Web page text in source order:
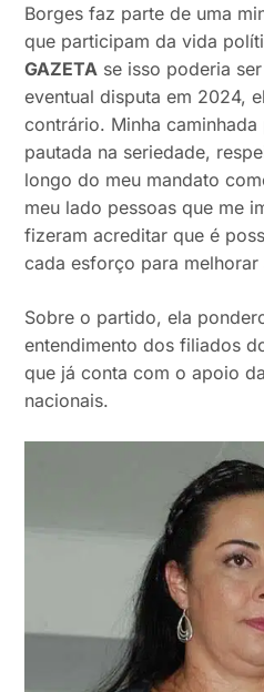
Borges faz parte de uma
que participam da vida
GAZETA se isso poderia
eventual disputa em 2024,
contrário. Minha
pautada na seriedade,
longo do meu mandato
meu lado pessoas que me
fizeram acreditar que é
cada esforço para melhorar
Sobre o partido, ela
entendimento dos filiados
que já conta com o apoio
nacionais.